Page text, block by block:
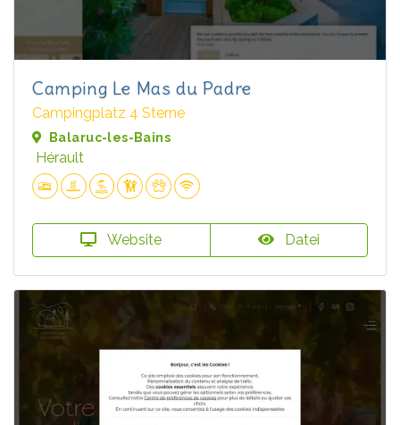
Camping Le Mas du Padre
Campingplatz 4 Sterne
Balaruc-les-Bains
Hérault
Website Datei